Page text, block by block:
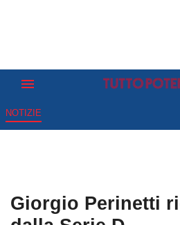
NOTIZIE
Giorgio Perinetti